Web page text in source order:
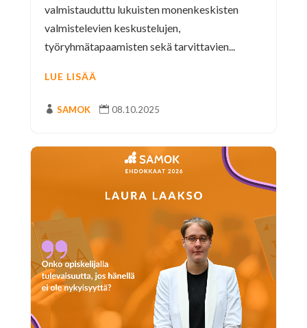
valmistauduttu lukuisten monenkeskisten
valmistelevien keskustelujen,
työryhmätapaamisten sekä tarvittavien...
LUE LISÄÄ
 SAMOK  08.10.2025